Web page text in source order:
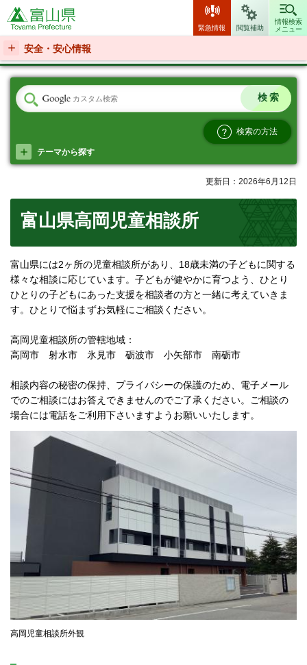
富山県
緊急情報 閲覧補助
情報検索
メニュー
安全・安心情報
検索の方法
テーマから探す
更新日：2026年6月12日
富山県高岡児童相談所
富山県には2ヶ所の児童相談所があり、18歳未満の子どもに関する
様々な相談に応じています。子どもが健やかに育つよう、ひとり
ひとりの子どもにあった支援を相談者の方と一緒に考えていきま
す。ひとりで悩まずお気軽にご相談ください。
高岡児童相談所の管轄地域：
高岡市 射水市 氷見市 砺波市 小矢部市 南砺市
相談内容の秘密の保持、プライバシーの保護のため、電子メール
でのご相談にはお答えできませんのでご了承ください。ご相談の
場合には電話をご利用下さいますようお願いいたします。
高岡児童相談所外観